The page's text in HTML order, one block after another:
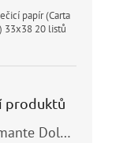
papír (Carta
33x38 20 listů
produktů
Rocca Dei Forti Spumante Dolce 11,5% 0,75l